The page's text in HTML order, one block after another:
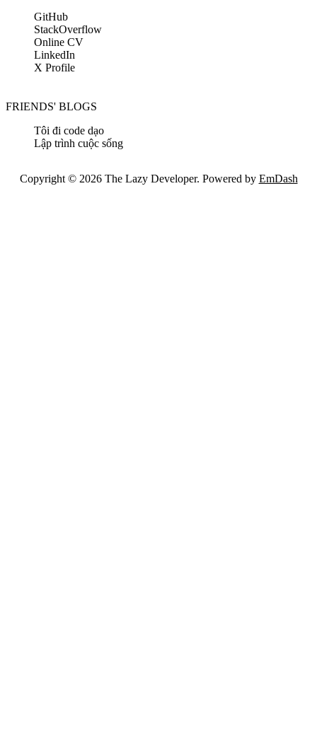
GitHub
StackOverflow
Online CV
LinkedIn
X Profile
FRIENDS' BLOGS
Tôi đi code dạo
Lập trình cuộc sống
Copyright © 2026 The Lazy Developer. Powered by EmDash